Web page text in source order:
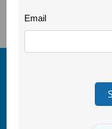
© 2011-2026 COOLABORA CRL